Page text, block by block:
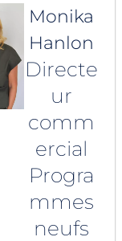
Monika
Hanlon
Directe
ur
comm
ercial
Progra
mmes
neufs